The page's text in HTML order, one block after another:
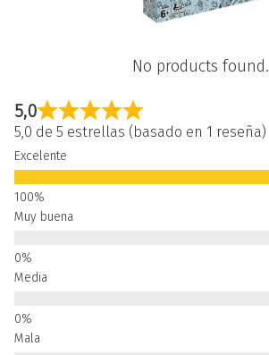
No products found.
5,0
5,0 de 5 estrellas (basado en 1 reseña)
Excelente
Muy buena
Media
Mala